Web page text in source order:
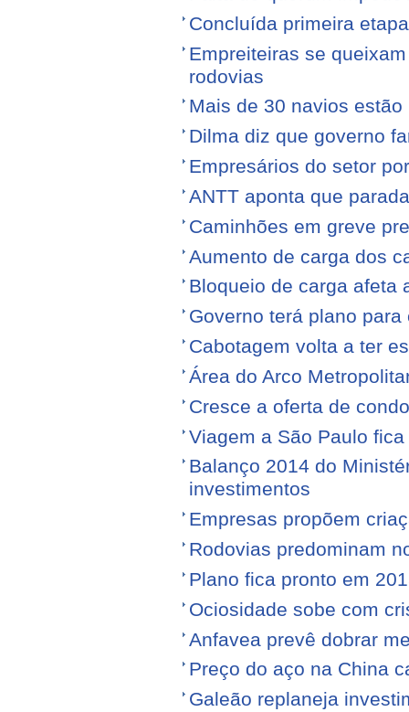
Concluída primeira
Empreiteiras se
rodovias
Mais de 30 navios
Dilma diz que governo
Empresários do setor
ANTT aponta que
Caminhões em greve
Aumento de carga dos
Bloqueio de carga afeta
Governo terá plano
Cabotagem volta a ter
Área do Arco
Cresce a oferta de
Viagem a São Paulo
Balanço 2014 do
investimentos
Empresas propõem
Rodovias predominam
Plano fica pronto em
Ociosidade sobe com
Anfavea prevê dobrar
Preço do aço na China
Galeão replaneja